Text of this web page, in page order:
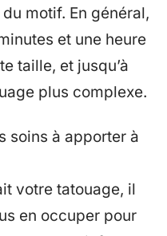
motif. En général,
et une heure
taille, et jusqu’à
plus complexe.
soins à apporter à
votre tatouage, il
en occuper pour